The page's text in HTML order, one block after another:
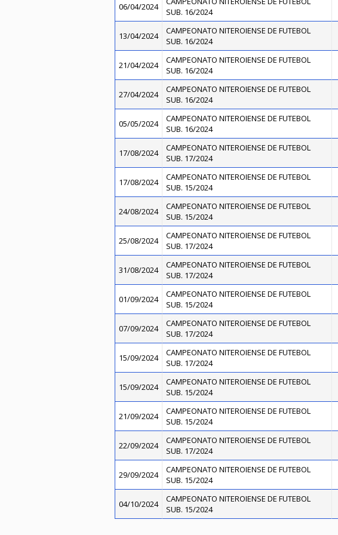
06/04/2024
SUB. 16/2024
13/04/2024
CAMPEONATO NITEROIENSE DE FUTEBOL
SUB. 16/2024
21/04/2024
CAMPEONATO NITEROIENSE DE FUTEBOL
SUB. 16/2024
27/04/2024
CAMPEONATO NITEROIENSE DE FUTEBOL
SUB. 16/2024
05/05/2024
CAMPEONATO NITEROIENSE DE FUTEBOL
SUB. 16/2024
17/08/2024
CAMPEONATO NITEROIENSE DE FUTEBOL
SUB. 17/2024
17/08/2024
CAMPEONATO NITEROIENSE DE FUTEBOL
SUB. 15/2024
24/08/2024
CAMPEONATO NITEROIENSE DE FUTEBOL
SUB. 15/2024
25/08/2024
CAMPEONATO NITEROIENSE DE FUTEBOL
SUB. 17/2024
31/08/2024
CAMPEONATO NITEROIENSE DE FUTEBOL
SUB. 17/2024
01/09/2024
CAMPEONATO NITEROIENSE DE FUTEBOL
SUB. 15/2024
07/09/2024
CAMPEONATO NITEROIENSE DE FUTEBOL
SUB. 17/2024
15/09/2024
CAMPEONATO NITEROIENSE DE FUTEBOL
SUB. 17/2024
15/09/2024
CAMPEONATO NITEROIENSE DE FUTEBOL
SUB. 15/2024
21/09/2024
CAMPEONATO NITEROIENSE DE FUTEBOL
SUB. 15/2024
22/09/2024
CAMPEONATO NITEROIENSE DE FUTEBOL
SUB. 17/2024
29/09/2024
CAMPEONATO NITEROIENSE DE FUTEBOL
SUB. 15/2024
04/10/2024
CAMPEONATO NITEROIENSE DE FUTEBOL
SUB. 15/2024